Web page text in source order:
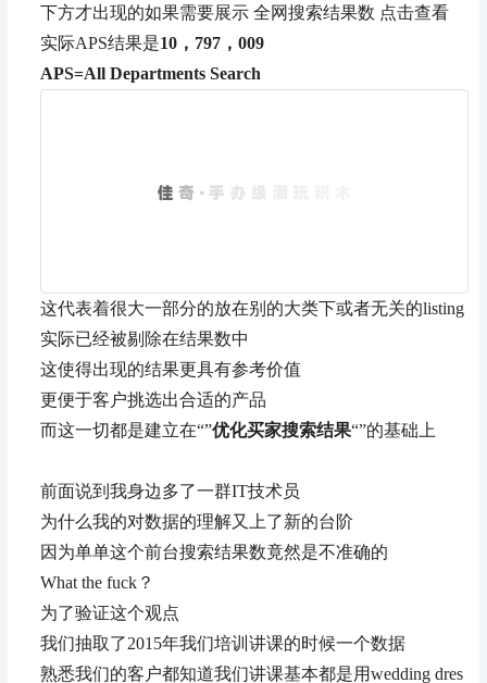
下方才出现的如果需要展示 全网搜索结果数 点击查看
实际APS结果是10，797，009
APS=All Departments Search
这代表着很大一部分的放在别的大类下或者无关的listing
实际已经被剔除在结果数中
这使得出现的结果更具有参考价值
更便于客户挑选出合适的产品
而这一切都是建立在“”优化买家搜索结果“”的基础上
前面说到我身边多了一群IT技术员
为什么我的对数据的理解又上了新的台阶
因为单单这个前台搜索结果数竟然是不准确的
What the fuck？
为了验证这个观点
我们抽取了2015年我们培训讲课的时候一个数据
熟悉我们的客户都知道我们讲课基本都是用wedding dres